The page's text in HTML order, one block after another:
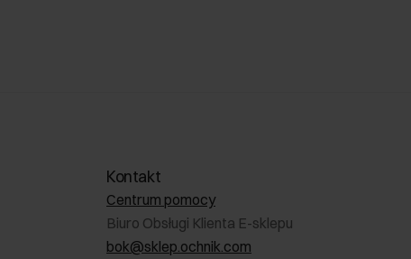
Kontakt
Centrum pomocy
Biuro Obsługi Klienta E-sklepu
bok@sklep.ochnik.com